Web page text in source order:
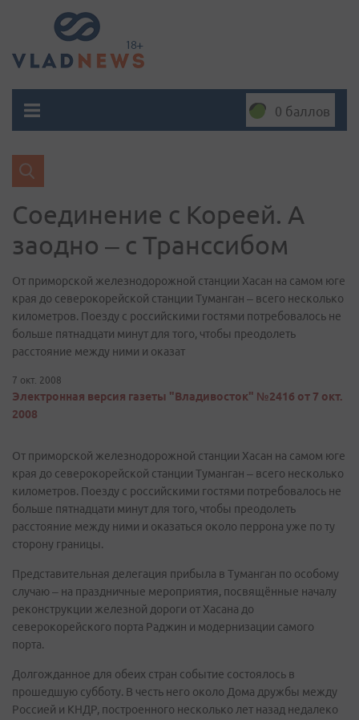
0 баллов
Соединение с Кореей. А
заодно – с Транссибом
От приморской железнодорожной станции Хасан на самом юге
края до северокорейской станции Туманган – всего несколько
километров. Поезду с российскими гостями потребовалось не
больше пятнадцати минут для того, чтобы преодолеть
расстояние между ними и оказат
7 окт. 2008
Электронная версия газеты "Владивосток" №2416 от 7 окт.
2008
От приморской железнодорожной станции Хасан на самом юге
края до северокорейской станции Туманган – всего несколько
километров. Поезду с российскими гостями потребовалось не
больше пятнадцати минут для того, чтобы преодолеть
расстояние между ними и оказаться около перрона уже по ту
сторону границы.
Представительная делегация прибыла в Туманган по особому
случаю – на праздничные мероприятия, посвящённые началу
реконструкции железной дороги от Хасана до
северокорейского порта Раджин и модернизации самого
порта.
Долгожданное для обеих стран событие состоялось в
прошедшую субботу. В честь него около Дома дружбы между
Россией и КНДР, построенного несколько лет назад недалеко